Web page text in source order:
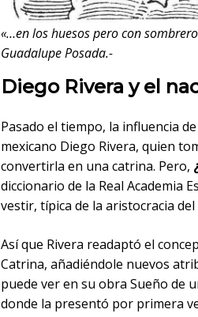
«…en los huesos pero con
Guadalupe Posada.-
Diego Rivera y el
Pasado el tiempo, la influencia
mexicano Diego Rivera, quien
convertirla en una catrina. Pero,
diccionario de la Real Academia
vestir, típica de la aristocracia del
Así que Rivera readaptó el
Catrina, añadiéndole nuevos
puede ver en su obra Sueño de
donde la presentó por primera